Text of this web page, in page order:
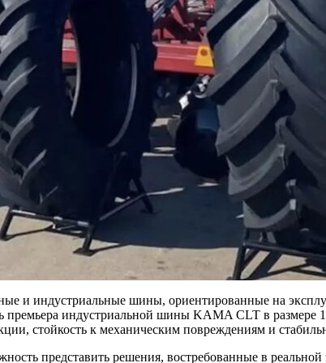
и индустриальные шины, ориентированные на
индустриальной шины KAMA CLT в размере
стойкость к механическим повреждениям и
представить решения, востребованные в